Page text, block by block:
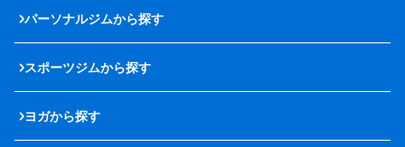
パーソナルジムから探す
スポーツジムから探す
ヨガから探す